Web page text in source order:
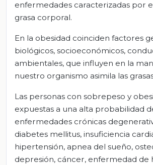
enfermedades caracterizadas por
grasa corporal.
En la obesidad coinciden factores
biológicos, socioeconómicos,
ambientales, que influyen en la
nuestro organismo asimila las
Las personas con sobrepeso y
expuestas a una alta probabilidad
enfermedades crónicas
diabetes mellitus, insuficiencia
hipertensión, apnea del sueño,
depresión, cáncer, enfermedad de